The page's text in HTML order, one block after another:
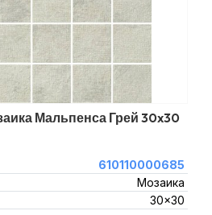
Мальпенса Грей 30x30
610110000685
Мозаика
30x30